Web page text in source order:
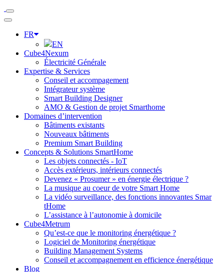
FR
EN
Cube4Nexum
Électricité Générale
Expertise & Services
Conseil et accompagement
Intégrateur système
Smart Building Designer
AMO & Gestion de projet Smarthome
Domaines d’intervention
Bâtiments existants
Nouveaux bâtiments
Premium Smart Building
Concepts & Solutions SmartHome
Les objets connectés - IoT
Accès extérieurs, intérieurs connectés
Devenez « Prosumer » en énergie électrique ?
La musique au coeur de votre Smart Home
La vidéo surveillance, des fonctions innovantes Smar
tHome
L’assistance à l’autonomie à domicile
Cube4Metrum
Qu’est-ce que le monitoring énergétique ?
Logiciel de Monitoring énergétique
Building Management Systems
Conseil et accompagnement en efficience énergétique
Blog